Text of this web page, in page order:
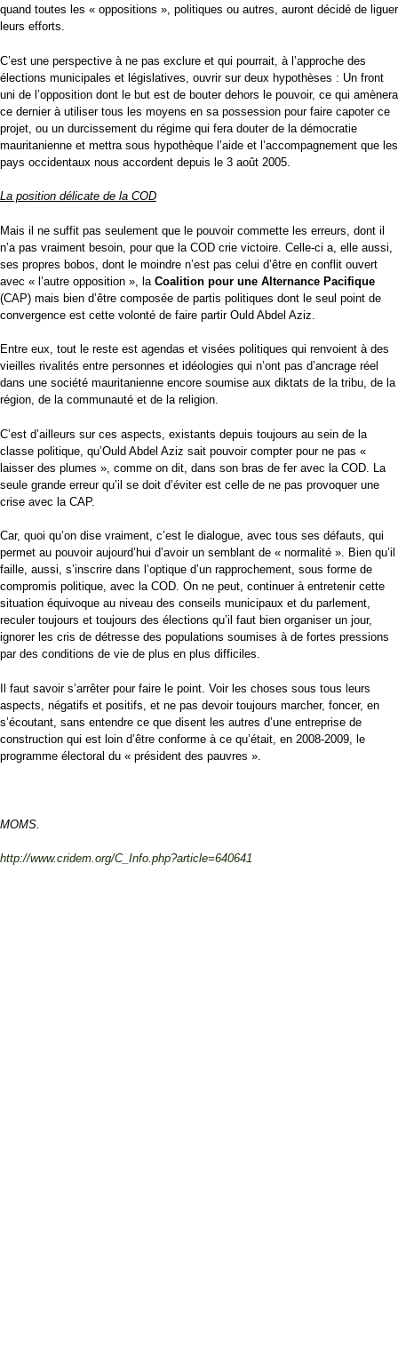
quand toutes les « oppositions », politiques ou autres, auront décidé de liguer
leurs efforts.
C’est une perspective à ne pas exclure et qui pourrait, à l’approche des
élections municipales et législatives, ouvrir sur deux hypothèses : Un front
uni de l’opposition dont le but est de bouter dehors le pouvoir, ce qui amènera
ce dernier à utiliser tous les moyens en sa possession pour faire capoter ce
projet, ou un durcissement du régime qui fera douter de la démocratie
mauritanienne et mettra sous hypothèque l’aide et l’accompagnement que les
pays occidentaux nous accordent depuis le 3 août 2005.
La position délicate de la COD
Mais il ne suffit pas seulement que le pouvoir commette les erreurs, dont il
n’a pas vraiment besoin, pour que la COD crie victoire. Celle-ci a, elle aussi,
ses propres bobos, dont le moindre n’est pas celui d’être en conflit ouvert
avec « l’autre opposition », la Coalition pour une Alternance Pacifique
(CAP) mais bien d’être composée de partis politiques dont le seul point de
convergence est cette volonté de faire partir Ould Abdel Aziz.
Entre eux, tout le reste est agendas et visées politiques qui renvoient à des
vieilles rivalités entre personnes et idéologies qui n’ont pas d’ancrage réel
dans une société mauritanienne encore soumise aux diktats de la tribu, de la
région, de la communauté et de la religion.
C’est d’ailleurs sur ces aspects, existants depuis toujours au sein de la
classe politique, qu’Ould Abdel Aziz sait pouvoir compter pour ne pas «
laisser des plumes », comme on dit, dans son bras de fer avec la COD. La
seule grande erreur qu’il se doit d’éviter est celle de ne pas provoquer une
crise avec la CAP.
Car, quoi qu’on dise vraiment, c’est le dialogue, avec tous ses défauts, qui
permet au pouvoir aujourd’hui d’avoir un semblant de « normalité ». Bien qu’il
faille, aussi, s’inscrire dans l’optique d’un rapprochement, sous forme de
compromis politique, avec la COD. On ne peut, continuer à entretenir cette
situation équivoque au niveau des conseils municipaux et du parlement,
reculer toujours et toujours des élections qu’il faut bien organiser un jour,
ignorer les cris de détresse des populations soumises à de fortes pressions
par des conditions de vie de plus en plus difficiles.
Il faut savoir s’arrêter pour faire le point. Voir les choses sous tous leurs
aspects, négatifs et positifs, et ne pas devoir toujours marcher, foncer, en
s’écoutant, sans entendre ce que disent les autres d’une entreprise de
construction qui est loin d’être conforme à ce qu’était, en 2008-2009, le
programme électoral du « président des pauvres ».
MOMS.
http://www.cridem.org/C_Info.php?article=640641